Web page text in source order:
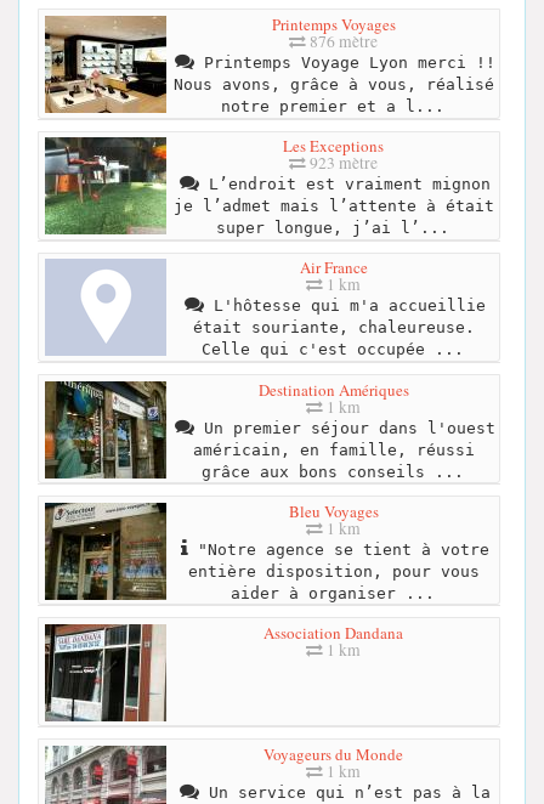
Printemps Voyages
876 mètre
Printemps Voyage Lyon merci !!
Nous avons, grâce à vous, réalisé
notre premier et a l...
Les Exceptions
923 mètre
L’endroit est vraiment mignon
je l’admet mais l’attente à était
super longue, j’ai l’...
Air France
1 km
L'hôtesse qui m'a accueillie
était souriante, chaleureuse.
Celle qui c'est occupée ...
Destination Amériques
1 km
Un premier séjour dans l'ouest
américain, en famille, réussi
grâce aux bons conseils ...
Bleu Voyages
1 km
"Notre agence se tient à votre
entière disposition, pour vous
aider à organiser ...
Association Dandana
1 km
Voyageurs du Monde
1 km
Un service qui n’est pas à la